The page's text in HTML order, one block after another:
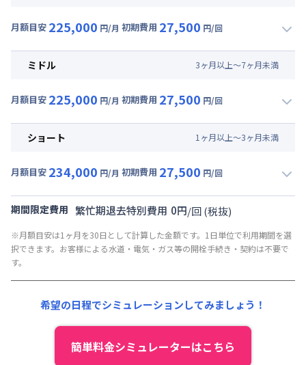
月額目安 225,000 円/月 初期費用 27,500 円/回
月額賃料目安(30日利用)
光熱費他 : 30,000円/月 (1,000円/日) (税抜)
その他費用 :
ミドル 3ヶ月以上～7ヶ月未満
月額目安 225,000 円/月 初期費用 27,500 円/回
月額賃料目安(30日利用)
光熱費他 : 30,000円/月 (1,000円/日) (税抜)
その他費用 :
ショート 1 ヶ月以上～3ヶ月未満
月額目安 234,000 円/月 初期費用 27,500 円/回
月額賃料目安(30日利用)
光熱費他 : 30,000円/月 (1,000円/日) (税抜)
清掃料他 :
その他費用 :
期間限定費用 繁忙期退去特別費用 0円/回(税抜)
※月額目安は1ヶ月を30日として計算した金額です。1日単位で利用期間を選
択できます。お客様による水道・電気・ガス等の開栓手続き・契約は不要で
す。
希望の日程でシミュレーションしてみましょう！
簡単料金シミュレーターはこちら